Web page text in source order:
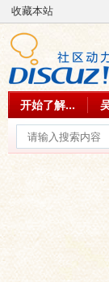
收藏本站
开始了解...